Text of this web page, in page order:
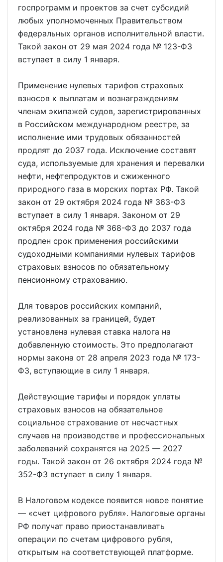
госпрограмм и проектов за счет субсидий
любых уполномоченных Правительством
федеральных органов исполнительной власти.
Такой закон от 29 мая 2024 года № 123-ФЗ
вступает в силу 1 января.
Применение нулевых тарифов страховых
взносов к выплатам и вознаграждениям
членам экипажей судов, зарегистрированных
в Российском международном реестре, за
исполнение ими трудовых обязанностей
продлят до 2037 года. Исключение составят
суда, используемые для хранения и перевалки
нефти, нефтепродуктов и сжиженного
природного газа в морских портах РФ. Такой
закон от 29 октября 2024 года № 363-ФЗ
вступает в силу 1 января. Законом от 29
октября 2024 года № 368-ФЗ до 2037 года
продлен срок применения российскими
судоходными компаниями нулевых тарифов
страховых взносов по обязательному
пенсионному страхованию.
Для товаров российских компаний,
реализованных за границей, будет
установлена нулевая ставка налога на
добавленную стоимость. Это предполагают
нормы закона от 28 апреля 2023 года № 173-
ФЗ, вступающие в силу 1 января.
Действующие тарифы и порядок уплаты
страховых взносов на обязательное
социальное страхование от несчастных
случаев на производстве и профессиональных
заболеваний сохранятся на 2025 — 2027
годы. Такой закон от 26 октября 2024 года №
352-ФЗ вступает в силу 1 января.
В Налоговом кодексе появится новое понятие
— «счет цифрового рубля». Налоговые органы
РФ получат право приостанавливать
операции по счетам цифрового рубля,
открытым на соответствующей платформе.